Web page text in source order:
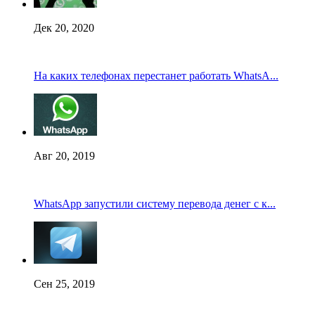
Дек 20, 2020
На каких телефонах перестанет работать WhatsA...
Авг 20, 2019
WhatsApp запустили систему перевода денег с к...
Сен 25, 2019